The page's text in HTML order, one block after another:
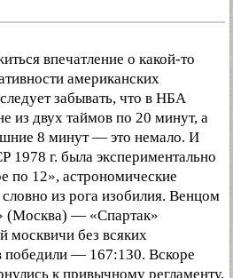
впечатление о какой-то
американских
забывать, что в НБА
из двух таймов по 20 минут, а
8 минут — это немало. И
1978 г. была экспериментально
по 12», астрономические
из рога изобилия. Венцом
(Москва) — «Спартак»
москвичи без всяких
победили — 167:130. Вскоре
к привычному регламенту,